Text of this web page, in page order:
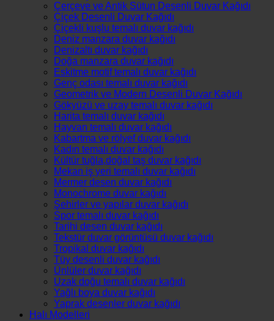
Çerçeve ve Antik Sütun Desenli Duvar Kağıdı
Çiçek Desenli Duvar Kağıdı
Çiçekli kuşlu temalı duvar kağıdı
Deniz manzara duvar kağıdı
Denizaltı duvar kağıdı
Doğa manzara duvar kağıdı
Eskitme motif temalı duvar kağıdı
Genç odası temalı duvar kağıdı
Geometrik ve Modern Desenli Duvar Kağıdı
Gökyüzü ve uzay temalı duvar kağıdı
Harita temalı duvar kağıdı
Hayvan temalı duvar kağıdı
Kabartma ve rölyef duvar kağıdı
Kadın temalı duvar kağıdı
Kültür tuğla,doğal taş duvar kağıdı
Mekan iş yeri temalı duvar kağıdı
Mermer desen duvar kağıdı
Monochrome duvar kağıdı
Şehirler ve yapılar duvar kağıdı
Spor temalı duvar kağıdı
Tarihi desen duvar kağıdı
Tekstür duvar görüntüsü duvar kağıdı
Tropikal duvar kağıdı
Tüy desenli duvar kağıdı
Ünlüler duvar kağıdı
Uzak doğu temalı duvar kağıdı
Yağlı boya duvar kağıdı
Yaprak desenler duvar kağıdı
Halı Modelleri